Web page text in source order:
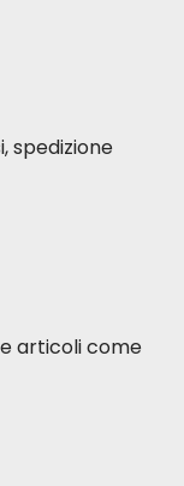
spedizione
articoli come